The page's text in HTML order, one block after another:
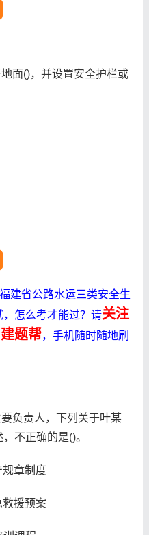
面()，并设置安全护栏或
建省公路水运三类安全生
怎么考才能过？请关注
题帮，手机随时随地刷
负责人，下列关于叶某
不正确的是()。
章制度
救援预案